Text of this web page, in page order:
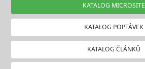
KATALOG MICROSITE
KATALOG POPTÁVEK
KATALOG ČLÁNKŮ